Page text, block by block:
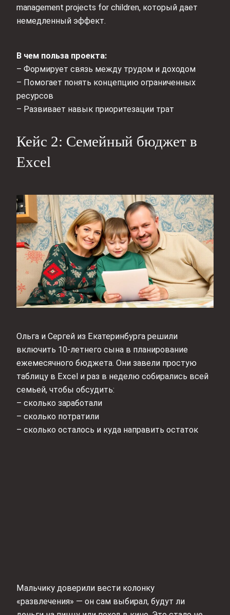
management projects for children, который дает
немедленный эффект.
В чем польза проекта:
– Формирует связь между трудом и доходом
– Помогает понять концепцию ограниченных
ресурсов
– Развивает навык приоритезации трат
Кейс 2: Семейный бюджет в
Excel
Ольга и Сергей из Екатеринбурга решили
включить 10-летнего сына в планирование
ежемесячного бюджета. Они завели простую
таблицу в Excel и раз в неделю собирались всей
семьей, чтобы обсудить:
– сколько заработали
– сколько потратили
– сколько осталось и куда направить остаток
Мальчику доверили вести колонку
«развлечения» — он сам выбирал, будут ли